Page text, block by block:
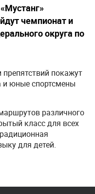
чемпионат и
округа по
препятствий покажут
и юные спортсмены
различного
класс для всех
для детей.